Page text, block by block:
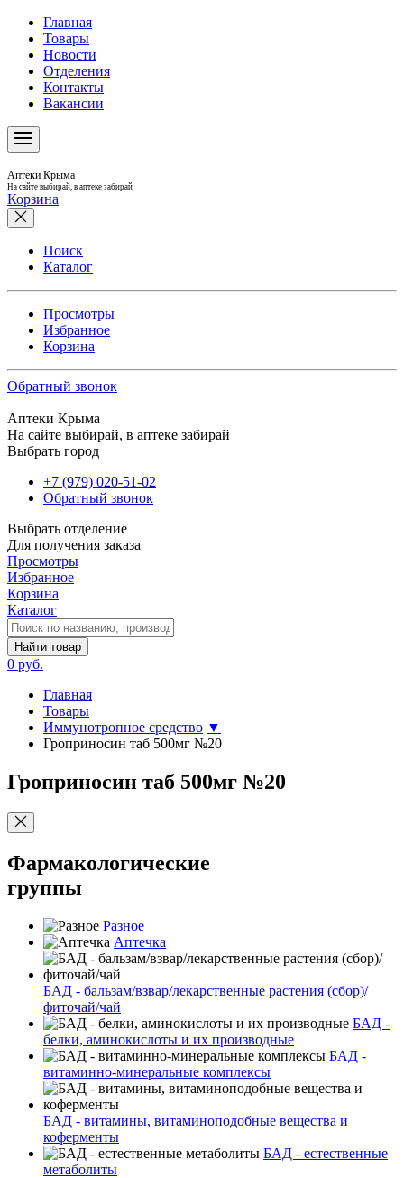
Главная
Товары
Новости
Отделения
Контакты
Вакансии
Аптеки Крыма
На сайте выбирай, в аптеке забирай
Корзина
Поиск
Каталог
Просмотры
Избранное
Корзина
Обратный звонок
Аптеки Крыма
На сайте выбирай, в аптеке забирай
Выбрать город
+7 (979) 020-51-02
Обратный звонок
Выбрать отделение
Для получения заказа
Просмотры
Избранное
Корзина
Каталог
Найти товар
0 руб.
Главная
Товары
Иммунотропное средство ▼
Гроприносин таб 500мг №20
Гроприносин таб 500мг №20
Фармакологические
группы
Разное
Аптечка
БАД - бальзам/взвар/лекарственные растения (сбор)/
фиточай/чай
БАД -
белки, аминокислоты и их производные
БАД -
витаминно-минеральные комплексы
БАД - витамины, витаминоподобные вещества и
коферменты
БАД - естественные
метаболиты